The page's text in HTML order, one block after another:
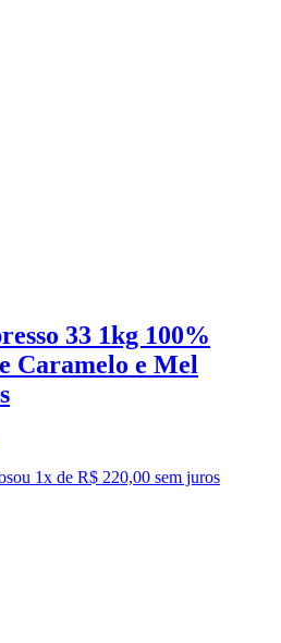
33 1kg 100%
Caramelo e Mel
ou 1x de R$ 220,00 sem juros